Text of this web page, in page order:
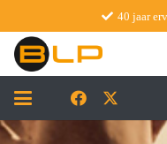
40 jaar